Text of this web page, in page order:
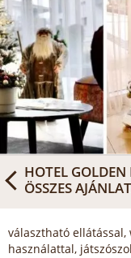
HOTEL GOLDEN
ÖSSZES
választható
használattal,